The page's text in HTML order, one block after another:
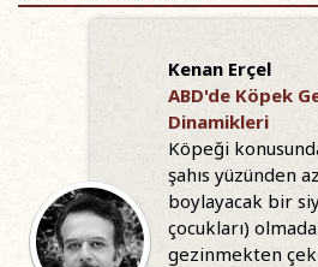
Kenan Erçel
ABD'de Köpek
Dinamikleri
Köpeği
şahıs yüzünden
boylayacak bir
çocukları)
gezinmekten